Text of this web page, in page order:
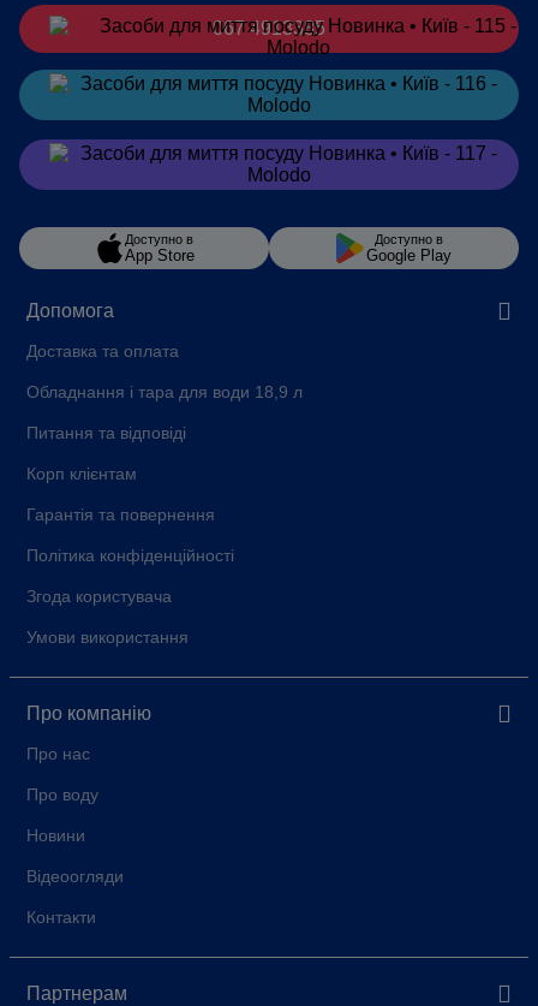
Допомога
Доставка та оплата
Обладнання і тара для води 18,9 л
Питання та відповіді
Корп клієнтам
Гарантія та повернення
Політика конфіденційності
Згода користувача
Умови використання
Про компанію
Про нас
Про воду
Новини
Відеоогляди
Контакти
Партнерам
067 4913385
Замовитив Telegram
Замовитив Viber
Доступно в
App Store
Доступно в
Google Play